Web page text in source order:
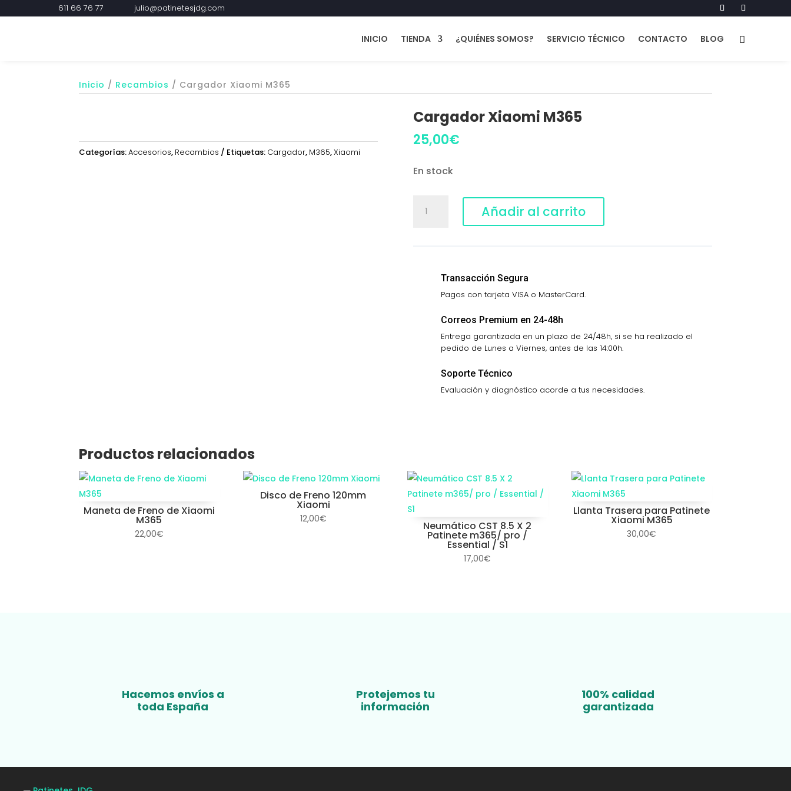
611 66 76 77 julio@patinetesjdg.com
INICIO TIENDA ¿QUIÉNES SOMOS? SERVICIO TÉCNICO CONTACTO BLOG
Inicio / Recambios / Cargador Xiaomi M365
Categorías:Accesorios, Recambios Etiquetas: Cargador, M365,Xiaomi
Cargador Xiaomi M365
25,00€
En stock
Xiaomi
Añadir al carrito
Transacción Segura
Pagos con tarjeta VISA o MasterCard.
Correos Premium en 24-48h
Entrega garantizada en un plazo de 24/48h, si se ha realizado el
pedido de Lunes a Viernes, antes de las 14:00h.
Soporte Técnico
Evaluación y diagnóstico acorde a tus necesidades.
Productos relacionados
Maneta de Freno de Xiaomi
M365
22,00€
Disco de Freno 120mm
Xiaomi
12,00€
Neumático CST 8.5 X 2
Patinete m365/ pro /
Essential / S1
17,00€
Llanta Trasera para Patinete
Xiaomi M365
30,00€
Hacemos envíos a
toda España
Protejemos tu
información
100% calidad
garantizada